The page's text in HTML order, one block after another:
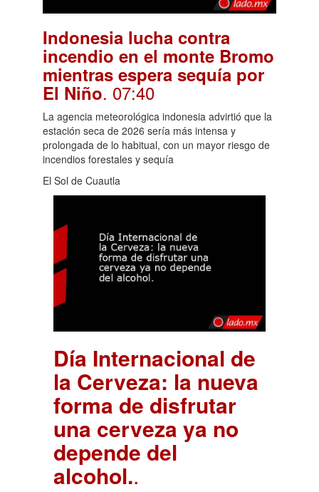
Indonesia lucha contra
incendio en el monte Bromo
mientras espera sequía por
El Niño. 07:40
La agencia meteorológica indonesia advirtió que la
estación seca de 2026 sería más intensa y
prolongada de lo habitual, con un mayor riesgo de
incendios forestales y sequía
El Sol de Cuautla
Día Internacional de
la Cerveza: la nueva
forma de disfrutar
una cerveza ya no
depende del
alcohol..